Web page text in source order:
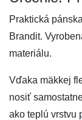
Praktická
Brandit.
materiálu.
Vďaka mäkkej
nosiť
ako teplú vrstvu